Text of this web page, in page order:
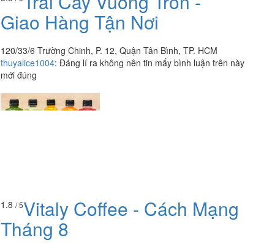
Giao Hàng Tận Nơi
120/33/6 Trường Chinh, P. 12, Quận Tân Bình, TP. HCM
thuyalice1004: Đáng lí ra không nên tin mấy bình luận trên này
mới đúng
1.8 / 5Vitaly Coffee - Cách Mạng
Tháng 8